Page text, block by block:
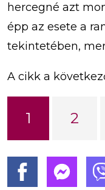
hercegné azt
épp az esete a
tekintetében,
A cikk a
1 2